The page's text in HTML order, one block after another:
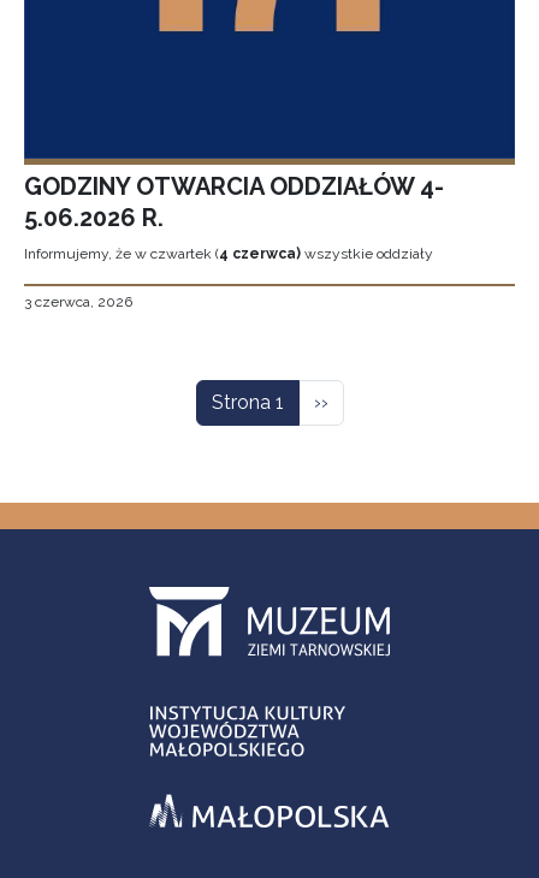
GODZINY OTWARCIA ODDZIAŁÓW 4-
5.06.2026 R.
Informujemy, że w czwartek (4 czerwca) wszystkie oddziały
3 czerwca, 2026
Strona 1 Następna strona
››